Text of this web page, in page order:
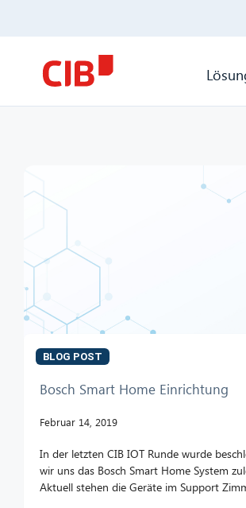
BLOG POST
Bosch Smart Home Einrichtung
Februar 14, 2019
In der letzten CIB IOT Runde wurde
wir uns das Bosch Smart Home System
Aktuell stehen die Geräte im Support